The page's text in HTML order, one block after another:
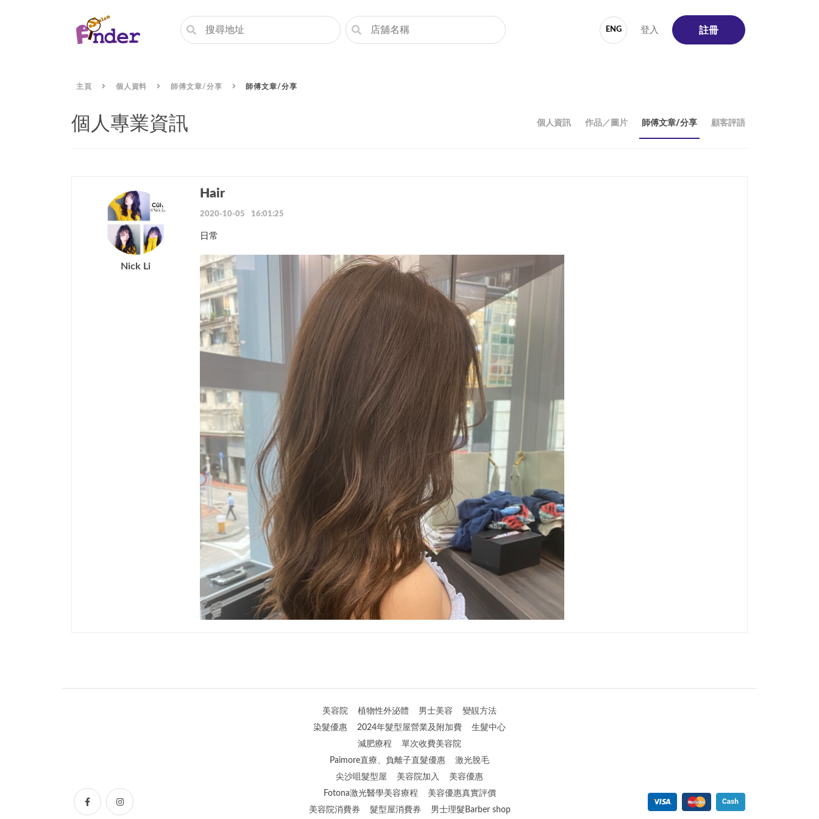
ENG 登入 註冊
主頁 個人資料 師傅文章/分享 師傅文章/分享
個人專業資訊 個人資訊 作品／圖片 師傅文章/分享 顧客評語
Nick Li
Hair
2020-10-05 16:01:25
日常
美容院 植物性外泌體 男士美容
變靚方法
染髮優惠
2024年髮型屋營業及附加費
生髮中心
減肥療程
單次收費美容院
Paimore直療、負離子直髮優惠
激光脫毛
尖沙咀髮型屋
美容院加入
美容優惠
Fotona激光醫學美容療程
美容優惠真實評價
美容院消費券
髮型屋消費券 男士理髮Barber shop